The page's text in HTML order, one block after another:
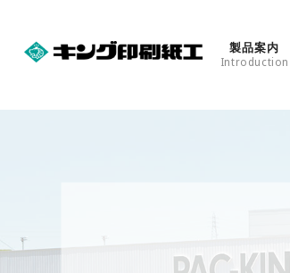
製品案内
Introduction